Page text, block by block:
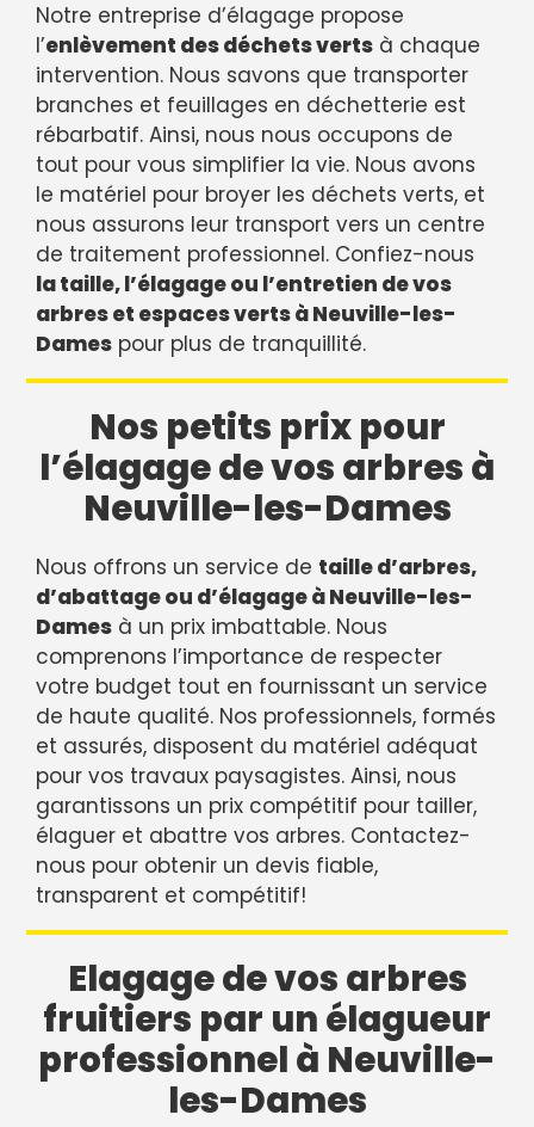
Notre entreprise d’élagage propose
l’enlèvement des déchets verts à chaque
intervention. Nous savons que transporter
branches et feuillages en déchetterie est
rébarbatif. Ainsi, nous nous occupons de
tout pour vous simplifier la vie. Nous avons
le matériel pour broyer les déchets verts, et
nous assurons leur transport vers un centre
de traitement professionnel. Confiez-nous
la taille, l’élagage ou l’entretien de vos
arbres et espaces verts à Neuville-les-
Dames pour plus de tranquillité.
Nos petits prix pour
l’élagage de vos arbres à
Neuville-les-Dames
Nous offrons un service de taille d’arbres,
d’abattage ou d’élagage à Neuville-les-
Dames à un prix imbattable. Nous
comprenons l’importance de respecter
votre budget tout en fournissant un service
de haute qualité. Nos professionnels, formés
et assurés, disposent du matériel adéquat
pour vos travaux paysagistes. Ainsi, nous
garantissons un prix compétitif pour tailler,
élaguer et abattre vos arbres. Contactez-
nous pour obtenir un devis fiable,
transparent et compétitif!
Elagage de vos arbres
fruitiers par un élagueur
professionnel à Neuville-
les-Dames